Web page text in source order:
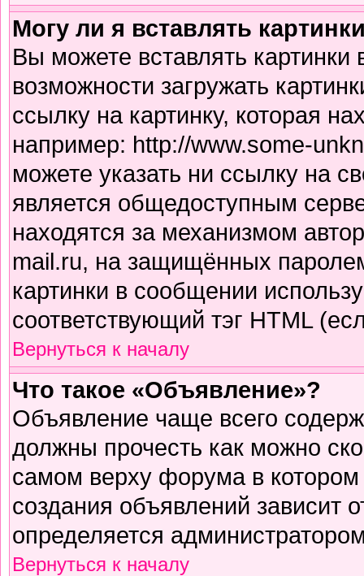
Могу ли я вставлять
Вы можете вставлять
возможности загружать
ссылку на картинку, которая
например: http://www.some-
можете указать ни ссылку на
является общедоступным
находятся за механизмом
mail.ru, на защищённых
картинки в сообщении
соответствующий тэг HTML
Вернуться к началу
Что такое «Объявление»?
Объявление чаще всего
должны прочесть как можно
самом верху форума в
создания объявлений зависит
определяется
Вернуться к началу